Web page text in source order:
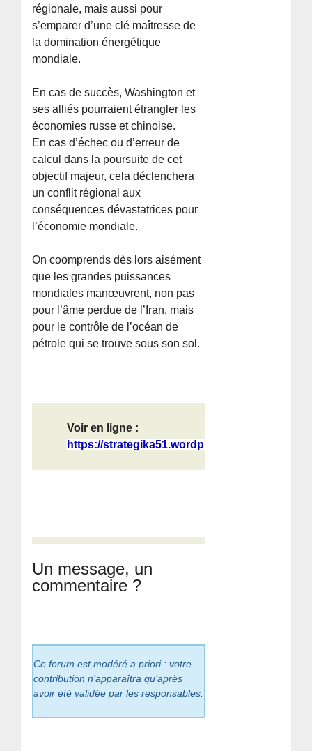
régionale, mais aussi pour
s’emparer d’une clé maîtresse de
la domination énergétique
mondiale.
En cas de succès, Washington et
ses alliés pourraient étrangler les
économies russe et chinoise.
En cas d’échec ou d’erreur de
calcul dans la poursuite de cet
objectif majeur, cela déclenchera
un conflit régional aux
conséquences dévastatrices pour
l’économie mondiale.
On coomprends dès lors aisément
que les grandes puissances
mondiales manœuvrent, non pas
pour l’âme perdue de l’Iran, mais
pour le contrôle de l’océan de
pétrole qui se trouve sous son sol.
Voir en ligne :
https://strategika51.wordpress.com/...
Un message, un
commentaire ?
Ce forum est modéré a priori : votre
contribution n’apparaîtra qu’après
avoir été validée par les responsables.